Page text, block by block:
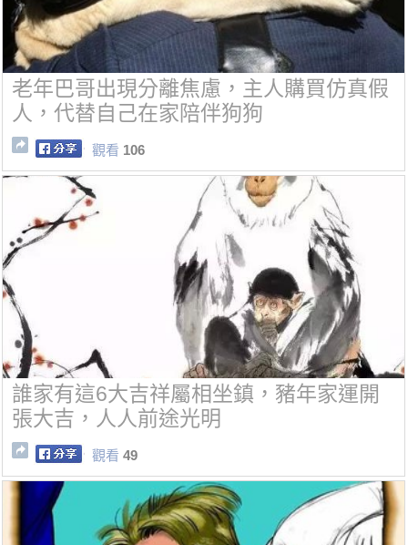
老年巴哥出現分離焦慮，主人購買仿真假
人，代替自己在家陪伴狗狗
觀看 106
誰家有這6大吉祥屬相坐鎮，豬年家運開
張大吉，人人前途光明
觀看 49